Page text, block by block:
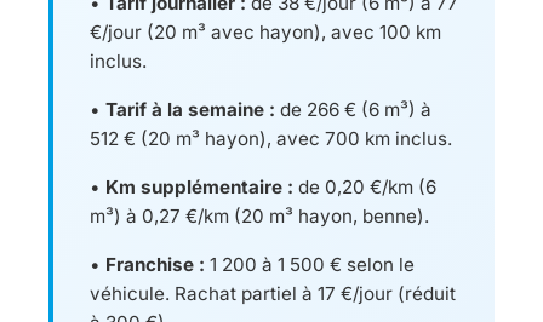
€/jour (20 m³ avec hayon), avec 100 km
inclus.
• Tarif à la semaine : de 266 € (6 m³) à
512 € (20 m³ hayon), avec 700 km inclus.
• Km supplémentaire : de 0,20 €/km (6
m³) à 0,27 €/km (20 m³ hayon, benne).
• Franchise : 1 200 à 1 500 € selon le
véhicule. Rachat partiel à 17 €/jour (réduit